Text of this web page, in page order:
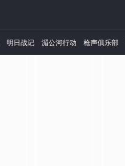
明日战记 湄公河行动 枪声俱乐部